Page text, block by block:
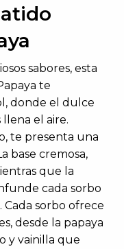
sabores, esta
te
donde el dulce
llena el aire.
te presenta una
base cremosa,
que la
cada sorbo
sorbo ofrece
desde la papaya
y vainilla que